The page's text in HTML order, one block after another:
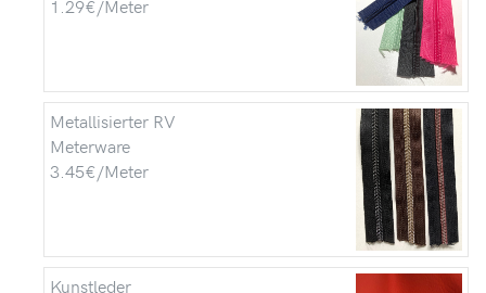
1.29€/Meter
Metallisierter RV
Meterware
3.45€/Meter
Kunstleder